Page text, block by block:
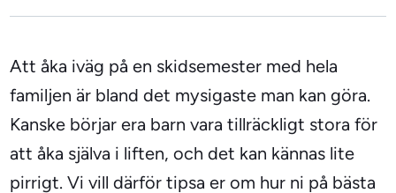
Att åka iväg på en skidsemester med hela
familjen är bland det mysigaste man kan göra.
Kanske börjar era barn vara tillräckligt stora för
att åka själva i liften, och det kan kännas lite
pirrigt. Vi vill därför tipsa er om hur ni på bästa